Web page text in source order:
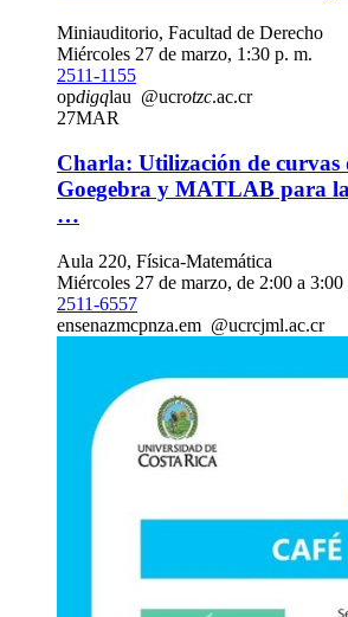
Miniauditorio, Facultad de Derecho
Miércoles 27 de marzo, 1:30 p. m.
2511-1155
opdigqlau @ucrotzc.ac.cr
27MAR
Charla: Utilización de curvas
Goegebra y MATLAB para
…
Aula 220, Física-Matemática
Miércoles 27 de marzo, de 2:00 a 3:00
2511-6557
ensenazmcpnza.em @ucrcjml.ac.cr